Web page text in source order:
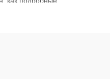
простым устранением